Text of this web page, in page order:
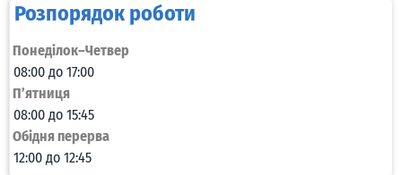
Розпорядок роботи
Понеділок–Четвер
08:00 до 17:00
П’ятниця
08:00 до 15:45
Обідня перерва
12:00 до 12:45